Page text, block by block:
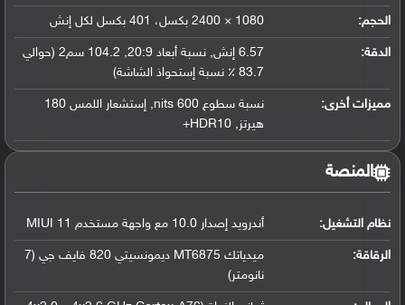
الحجم: 1080 × 2400 بكسل، 401 بكسل لكل إنش
الدقة:
6.57 إنش, نسبة أبعاد 20:9, 104.2 سم2 (حوالي
83.7 ٪ نسبة إستحواذ الشاشة)
مميزات أخرى:
نسبة سطوع 600 nits, إستشعار اللمس 180
هيرتز, HDR10+
المنصة
نظام التشغيل: أندرويد إصدار 10.0 مع واجهة مستخدم MIUI 11
الرقاقة:
ميدياتك MT6875 ديمونسيتي 820 فايف جي (7
نانومتر)